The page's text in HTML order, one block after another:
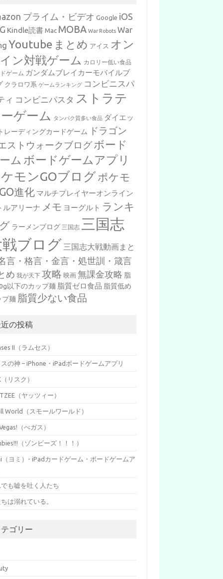
プライム・ビデオ Google iOS
Kindle読書 Mac MOBA War Robots War
Youtube まとめ アイス オン
ン対戦ゲーム カロリー低い食品
ゲーム ガンダムブレイカーモバイルブ
クラロワ系 ゲームランキング コンビニスパ
ィ コンビニパスタ ストラテ
ゲーム
タンパク質多い食品 ダイエッ
トレーディングカードゲーム
ドラゴン
ストウォークブログボード
ム ボードゲームアプリ
モンGOブログポケモ
進化 マルチプレイヤーオンライン
ルアリーナ メモ ヨーグルト ランキ
ラーメンブログ 三国志 三国志
戦ブログ 三国志大戦動画まと
言・格言・金言・処世訓・箴言
め 我が天下 攻略 映画 無課金攻略 脂
以下のカップ麺 脂質ゼロ食品 脂質低め
プ麺 脂質少ない食品
の投稿
II（ラムセス）
の神 – iPhone・iPadボードゲームアプリ
（リスク）
（ヤッツィー）
World（スモールワールド）
（べガス）
（ゾンビーズ！！！）
（ヨミ）- iPadカードゲーム・ボードゲームア
でも嘘を吐く人たち
は溺れている。
テゴリー